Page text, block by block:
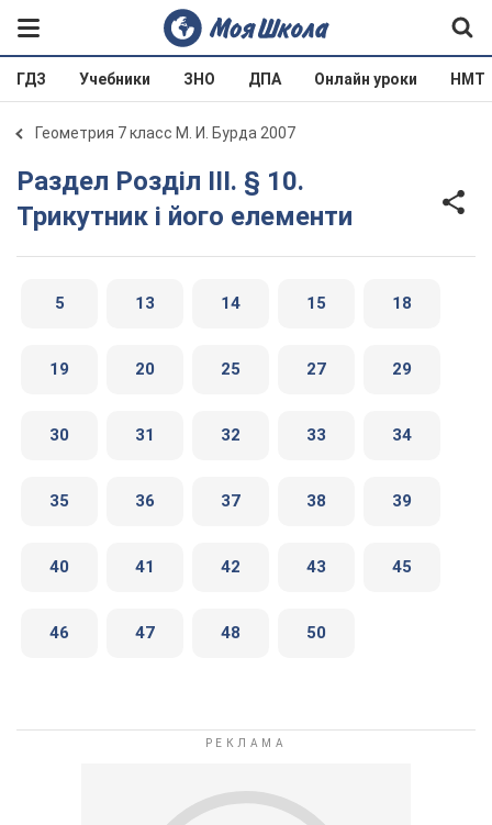
ГДЗ Учебники ЗНО ДПА Онлайн уроки НМТ
Геометрия 7 класс М. И. Бурда 2007
Раздел Розділ III. § 10.
Трикутник і його елементи
5 13 14 15 18
19 20 25 27 29
30 31 32 33 34
35 36 37 38 39
40 41 42 43 45
46 47 48 50